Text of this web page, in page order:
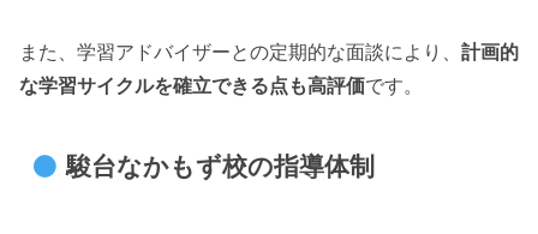
また、学習アドバイザーとの定期的な面談により、 計画的
な学習サイクルを確立できる点も高評価です。
駿台なかもず校の指導体制